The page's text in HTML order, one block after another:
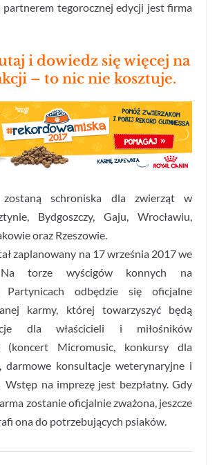
partnerem tegorocznej edycji jest firma
i dowiedz się więcej na
– to nic nie kosztuje.
zostaną schroniska dla zwierząt w
Bydgoszczy, Gaju, Wrocławiu,
oraz Rzeszowie.
zaplanowany na 17 września 2017 we
Na torze wyścigów konnych na
Partynicach odbędzie się oficjalne
karmy, której towarzyszyć będą
dla właścicieli i miłośników
(koncert Micromusic, konkursy dla
darmowe konsultacje weterynaryjne i
na imprezę jest bezpłatny. Gdy
zostanie oficjalnie zważona, jeszcze
ona do potrzebujących psiaków.